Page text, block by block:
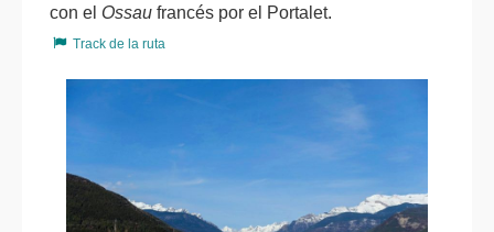
con el Ossau francés por el Portalet.
Track de la ruta